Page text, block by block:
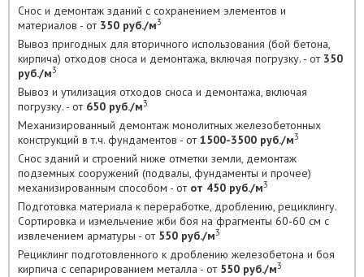
Снос и демонтаж зданий с сохранением элементов и
материалов - от 350 руб./м3
Вывоз пригодных для вторичного использования (бой бетона,
кирпича) отходов сноса и демонтажа, включая погрузку. - от 350
руб./м3
Вывоз и утилизация отходов сноса и демонтажа, включая
погрузку. - от 650 руб./м3
Механизированный демонтаж монолитных железобетонных
конструкций в т.ч. фундаментов - от1500-3500 руб./м3
Снос зданий и строений ниже отметки земли, демонтаж
подземных сооружений (подвалы, фундаменты и прочее)
механизированным способом - от от 450 руб./м3
Подготовка материала к переработке, дроблению, рециклингу.
Сортировка и измельчение жби боя на фрагменты 60-60 см с
извлечением арматуры - от 550 руб./м3
Рециклинг подготовленного к дроблению железобетона и боя
кирпича с сепарированием металла - от 550 руб./м3